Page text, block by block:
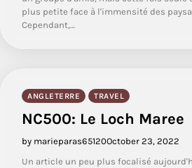
plus petite face à l'immensité des
Cependant,…
ANGLETERRE TRAVEL
NC500: Le Loch Maree
by marieparas65120October 23, 2022
Un article un peu plus focalisé